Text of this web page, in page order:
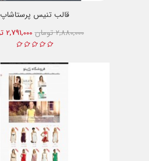
قالب تنیس پرستاشاپ
2,791,000 تومان
2,880,000 تومان